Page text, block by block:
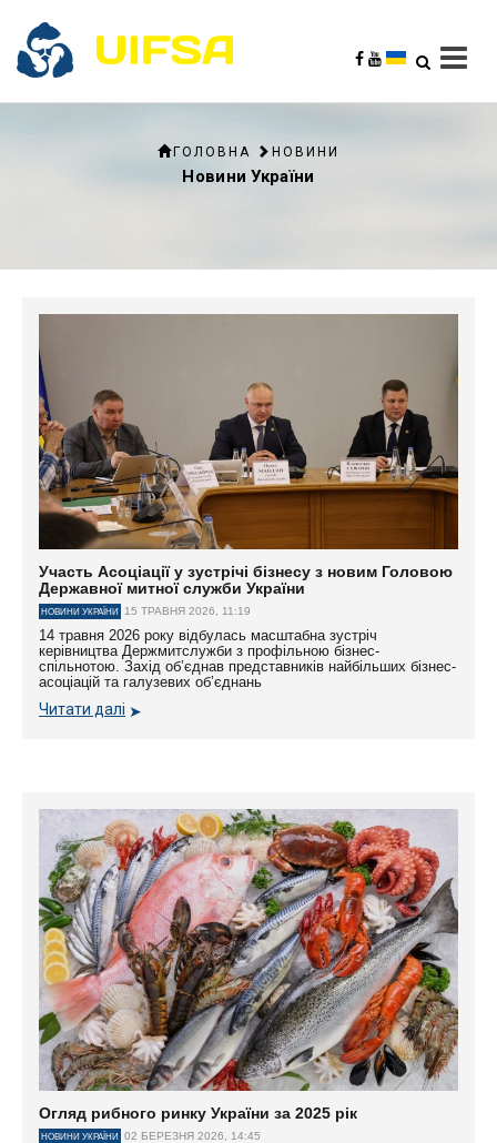
ГОЛОВНА НОВИНИ
Новини України
Участь Асоціації у зустрічі бізнесу з новим Головою
Державної митної служби України
НОВИНИ УКРАЇНИ 15 ТРАВНЯ 2026, 11:19
14 травня 2026 року відбулась масштабна зустріч
керівництва Держмитслужби з профільною бізнес-
спільнотою. Захід об’єднав представників найбільших бізнес-
асоціацій та галузевих об’єднань
Читати далі
Огляд рибного ринку України за 2025 рік
НОВИНИ УКРАЇНИ 02 БЕРЕЗНЯ 2026, 14:45